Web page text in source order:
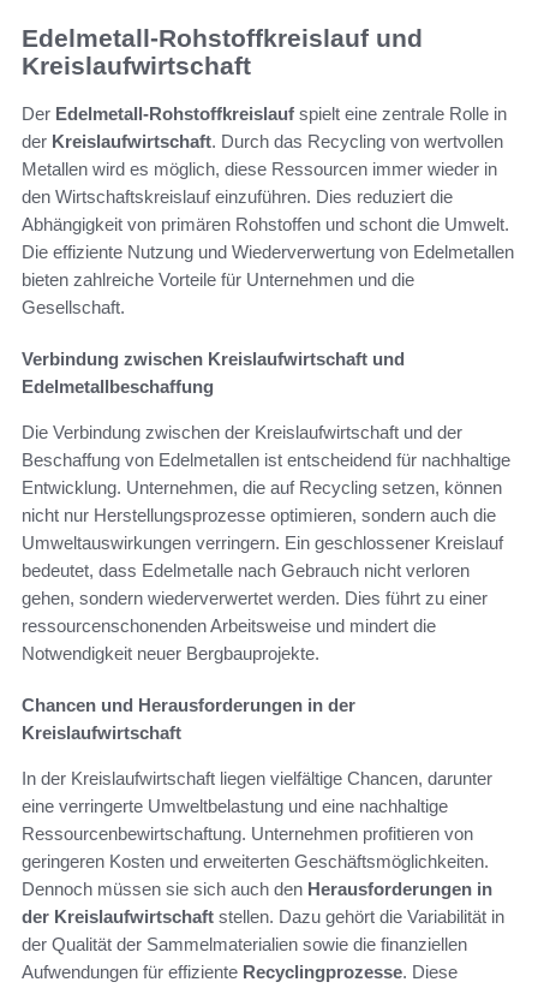
Edelmetall-Rohstoffkreislauf und
Kreislaufwirtschaft
Der Edelmetall-Rohstoffkreislauf spielt eine zentrale Rolle in
der Kreislaufwirtschaft. Durch das Recycling von wertvollen
Metallen wird es möglich, diese Ressourcen immer wieder in
den Wirtschaftskreislauf einzuführen. Dies reduziert die
Abhängigkeit von primären Rohstoffen und schont die Umwelt.
Die effiziente Nutzung und Wiederverwertung von Edelmetallen
bieten zahlreiche Vorteile für Unternehmen und die
Gesellschaft.
Verbindung zwischen Kreislaufwirtschaft und
Edelmetallbeschaffung
Die Verbindung zwischen der Kreislaufwirtschaft und der
Beschaffung von Edelmetallen ist entscheidend für nachhaltige
Entwicklung. Unternehmen, die auf Recycling setzen, können
nicht nur Herstellungsprozesse optimieren, sondern auch die
Umweltauswirkungen verringern. Ein geschlossener Kreislauf
bedeutet, dass Edelmetalle nach Gebrauch nicht verloren
gehen, sondern wiederverwertet werden. Dies führt zu einer
ressourcenschonenden Arbeitsweise und mindert die
Notwendigkeit neuer Bergbauprojekte.
Chancen und Herausforderungen in der
Kreislaufwirtschaft
In der Kreislaufwirtschaft liegen vielfältige Chancen, darunter
eine verringerte Umweltbelastung und eine nachhaltige
Ressourcenbewirtschaftung. Unternehmen profitieren von
geringeren Kosten und erweiterten Geschäftsmöglichkeiten.
Dennoch müssen sie sich auch den Herausforderungen in
der Kreislaufwirtschaft stellen. Dazu gehört die Variabilität in
der Qualität der Sammelmaterialien sowie die finanziellen
Aufwendungen für effiziente Recyclingprozesse. Diese